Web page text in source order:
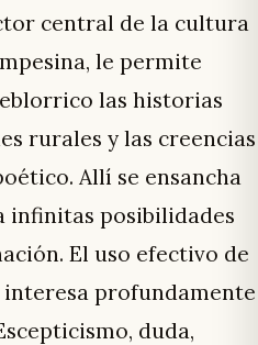
central de la cultura
le permite
las historias
rurales y las creencias
Allí se ensancha
infinitas posibilidades
El uso efectivo de
profundamente
duda,